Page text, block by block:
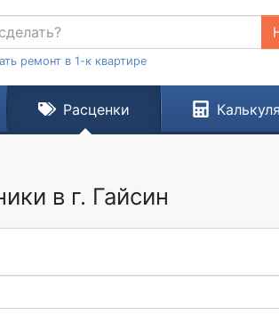
ремонт в 1-к квартире
Расценки
в г. Гайсин